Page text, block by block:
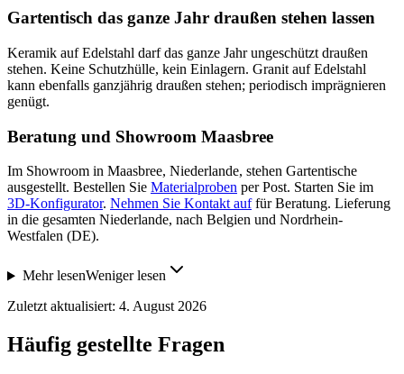
Gartentisch das ganze Jahr draußen stehen lassen
Keramik auf Edelstahl darf das ganze Jahr ungeschützt draußen
stehen. Keine Schutzhülle, kein Einlagern. Granit auf Edelstahl
kann ebenfalls ganzjährig draußen stehen; periodisch imprägnieren
genügt.
Beratung und Showroom Maasbree
Im Showroom in Maasbree, Niederlande, stehen Gartentische
ausgestellt. Bestellen Sie Materialproben per Post. Starten Sie im
3D-Konfigurator. Nehmen Sie Kontakt auffür Beratung. Lieferung
in die gesamten Niederlande, nach Belgien und Nordrhein-
Westfalen (DE).
Mehr lesenWeniger lesen
Zuletzt aktualisiert: 4. August 2026
Häufig gestellte Fragen